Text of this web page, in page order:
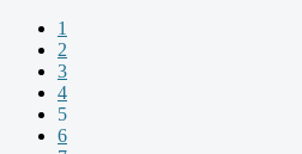
1
2
3
4
5
6